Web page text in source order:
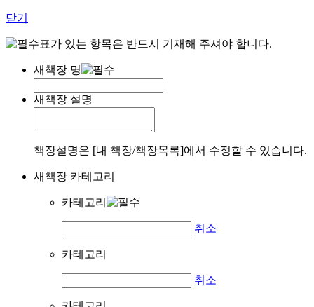
닫기
표가 있는 항목은 반드시 기재해 주셔야 합니다.
새책장 명
새책장 설명
책장설명은 [내 책장/책장목록]에서 수정할 수 있습니다.
새책장 카테고리
카테고리
취소
카테고리
취소